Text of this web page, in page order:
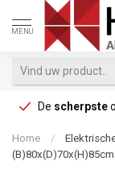
MENU
De scherpste
Home /
(B)80x(D)70x(H)85cm